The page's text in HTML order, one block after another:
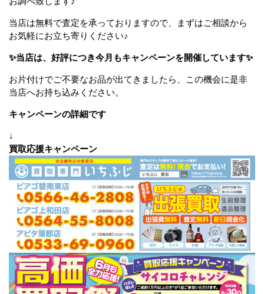
当店は無料で査定を承っておりますので、まずはご相談から
お気軽にお立ち寄りください♪
✨当店は、好評につき今月もキャンペーンを開催しています✨
お片付けでご不要なお品が出てきましたら、この機会に是非
当店へお持ち込みください。
キャンペーンの詳細です
↓
買取応援キャンペーン